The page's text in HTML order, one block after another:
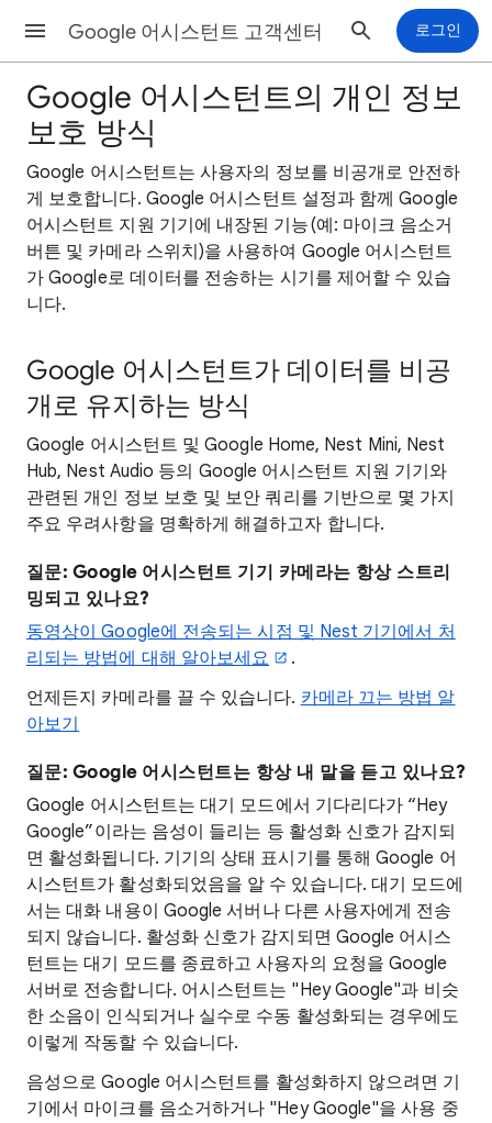
Google 어시스턴트 고객센터 로그인
Google 어시스턴트의 개인 정보
보호 방식
Google 어시스턴트는 사용자의 정보를 비공개로 안전하
게 보호합니다. Google 어시스턴트 설정과 함께 Google
어시스턴트 지원 기기에 내장된 기능(예: 마이크 음소거
버튼 및 카메라 스위치)을 사용하여 Google 어시스턴트
가 Google로 데이터를 전송하는 시기를 제어할 수 있습
니다.
Google 어시스턴트가 데이터를 비공
개로 유지하는 방식
Google 어시스턴트 및 Google Home, Nest Mini, Nest
Hub, Nest Audio 등의 Google 어시스턴트 지원 기기와
관련된 개인 정보 보호 및 보안 쿼리를 기반으로 몇 가지
주요 우려사항을 명확하게 해결하고자 합니다.
질문: Google 어시스턴트 기기 카메라는 항상 스트리
밍되고 있나요?
동영상이 Google에 전송되는 시점 및 Nest 기기에서 처
리되는 방법에 대해 알아보세요
.
언제든지 카메라를 끌 수 있습니다. 카메라 끄는 방법 알
아보기
질문: Google 어시스턴트는 항상 내 말을 듣고 있나요?
Google 어시스턴트는 대기 모드에서 기다리다가 “Hey
Google”이라는 음성이 들리는 등 활성화 신호가 감지되
면 활성화됩니다. 기기의 상태 표시기를 통해 Google 어
시스턴트가 활성화되었음을 알 수 있습니다. 대기 모드에
서는 대화 내용이 Google 서버나 다른 사용자에게 전송
되지 않습니다. 활성화 신호가 감지되면 Google 어시스
턴트는 대기 모드를 종료하고 사용자의 요청을 Google
서버로 전송합니다. 어시스턴트는 "Hey Google"과 비슷
한 소음이 인식되거나 실수로 수동 활성화되는 경우에도
이렇게 작동할 수 있습니다.
음성으로 Google 어시스턴트를 활성화하지 않으려면 기
기에서 마이크를 음소거하거나 "Hey Google"을 사용 중